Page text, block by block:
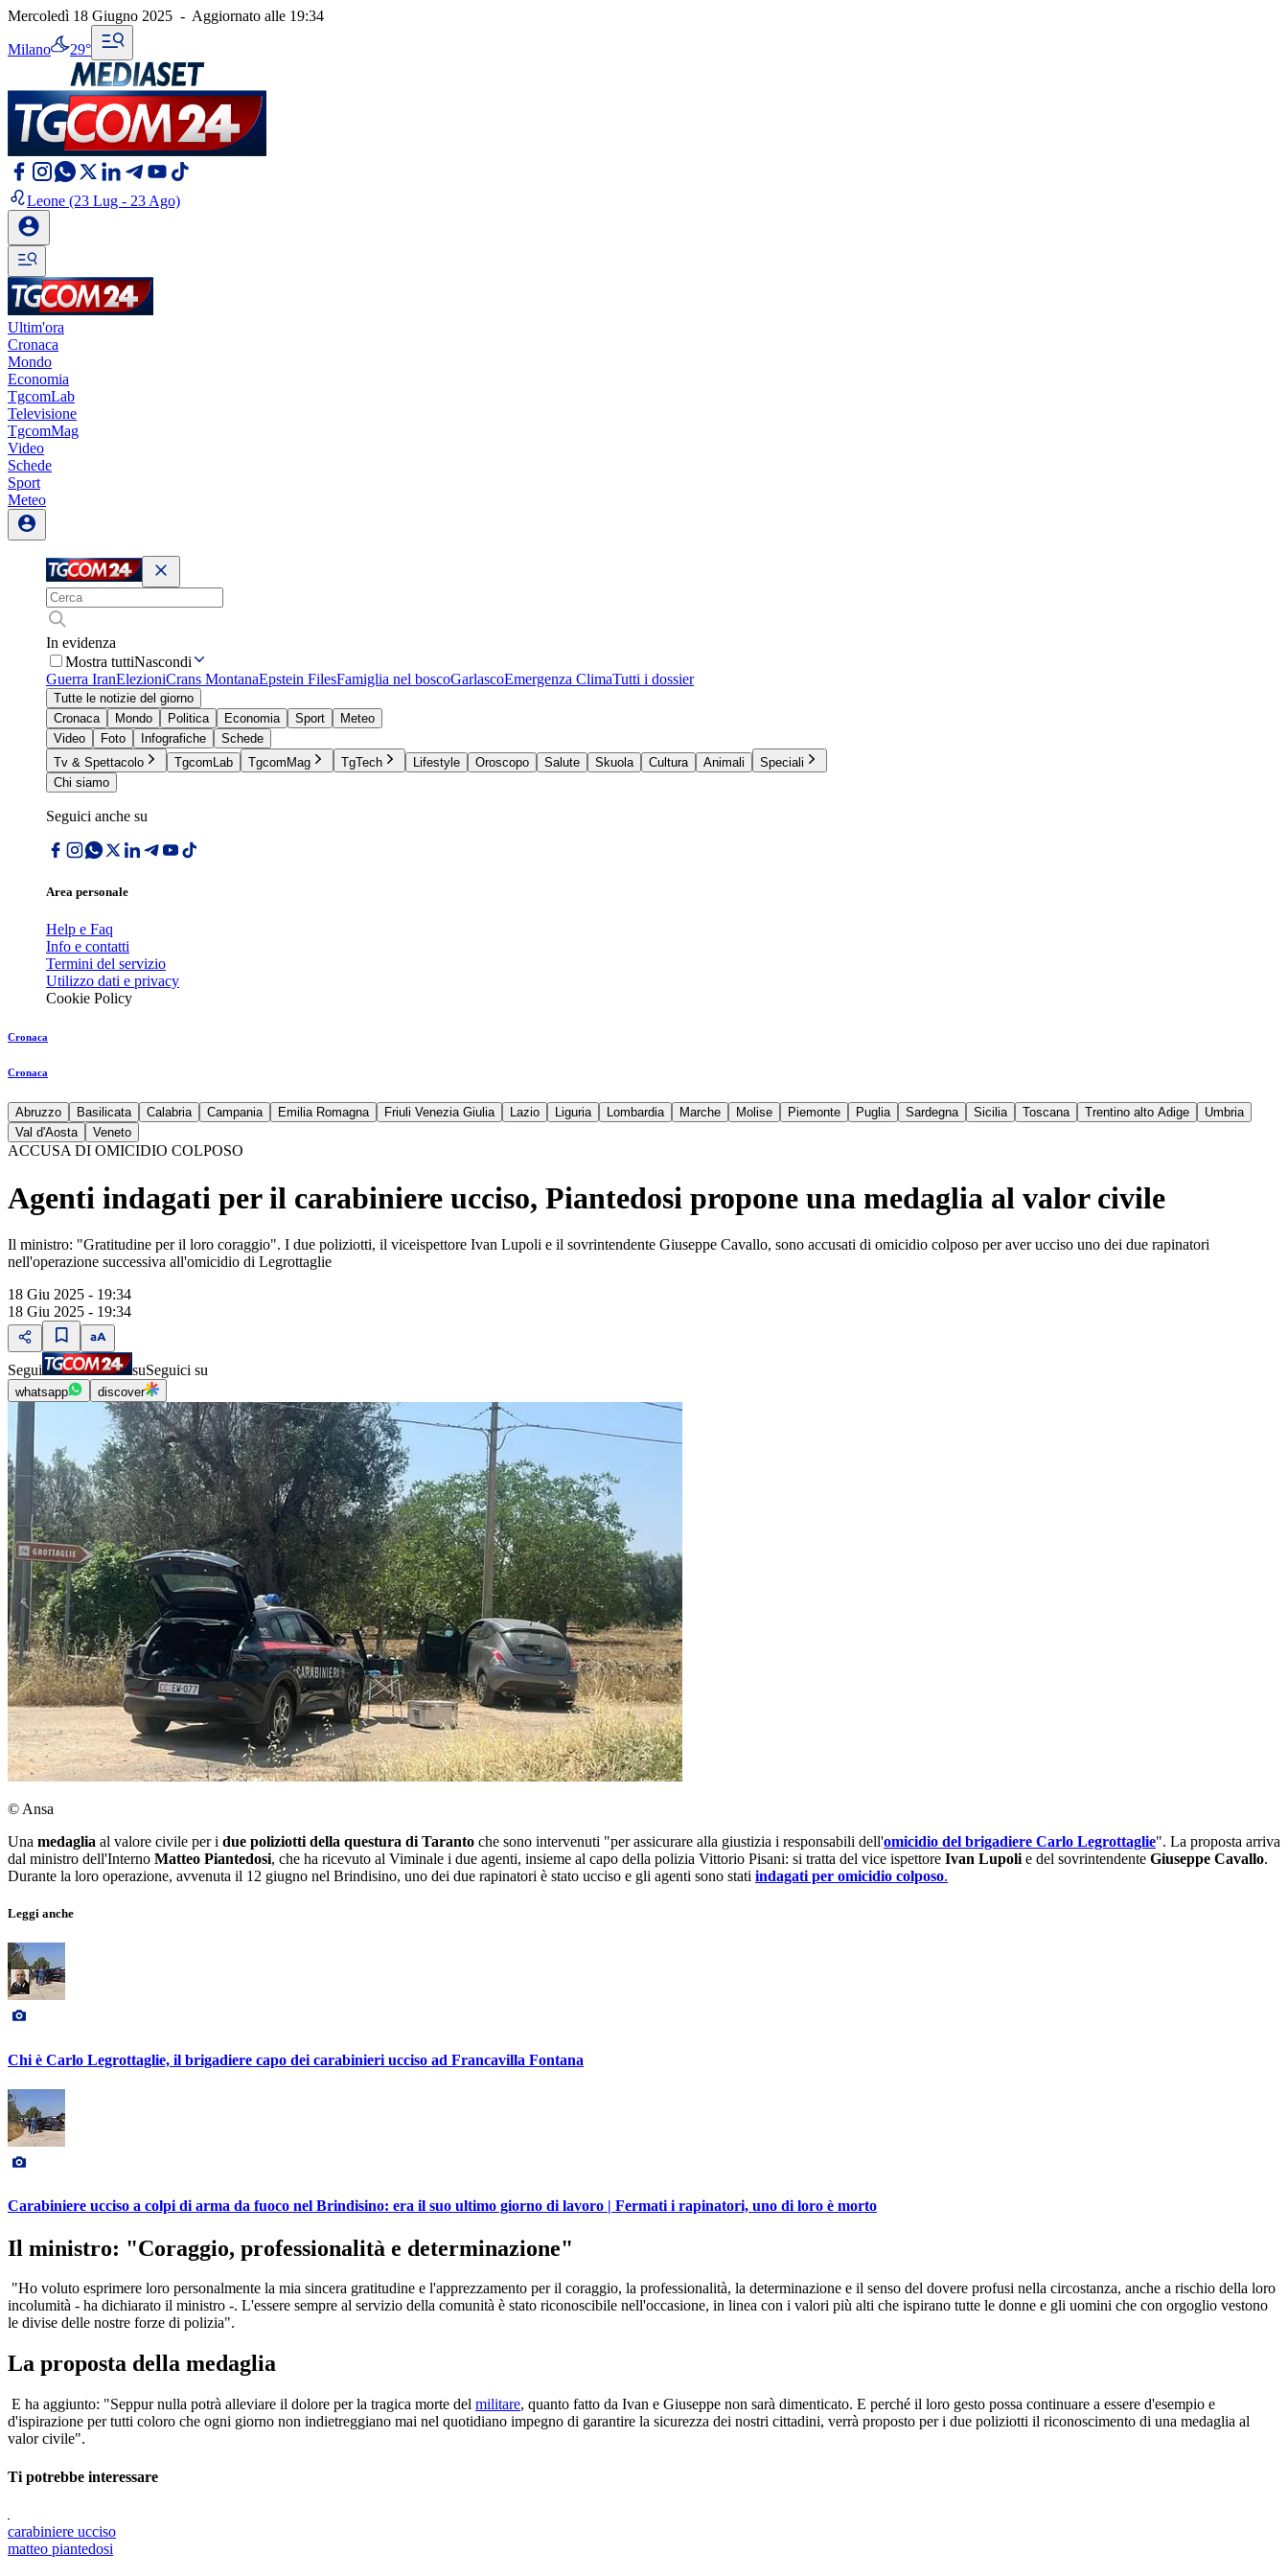
Mercoledì 18 Giugno 2025 - Aggiornato alle 19:34
Milano 29°
Leone (23 Lug - 23 Ago)
Ultim'ora
Cronaca
Mondo
Economia
TgcomLab
Televisione
TgcomMag
Video
Schede
Sport
Meteo
In evidenza
Mostra tuttiNascondi
Guerra IranElezioniCrans MontanaEpstein FilesFamiglia nel boscoGarlascoEmergenza ClimaTutti i dossier
Tutte le notizie del giorno
Cronaca
Mondo Politica Economia Sport
Meteo
Video
Foto Infografiche
Schede
Tv & Spettacolo
TgcomLab TgcomMag TgTech Lifestyle Oroscopo Salute Skuola Cultura Animali
Speciali
Chi siamo
Seguici anche su
Area personale
Help e Faq
Info e contatti
Termini del servizio
Utilizzo dati e privacy
Cookie Policy
Cronaca
Cronaca
Abruzzo Basilicata Calabria Campania Emilia Romagna Friuli Venezia Giulia Lazio Liguria Lombardia Marche Molise Piemonte Puglia Sardegna Sicilia Toscana Trentino alto Adige
Umbria
Val d'Aosta
Veneto
ACCUSA DI OMICIDIO COLPOSO
Agenti indagati per il carabiniere ucciso, Piantedosi propone una medaglia al valor civile
Il ministro: "Gratitudine per il loro coraggio". I due poliziotti, il viceispettore Ivan Lupoli e il sovrintendente Giuseppe Cavallo, sono accusati di omicidio colposo per aver ucciso uno dei due rapinatori
nell'operazione successiva all'omicidio di Legrottaglie
18 Giu 2025 - 19:34
18 Giu 2025 - 19:34
Segui suSeguici su
whatsapp discover
© Ansa
Una medaglia al valore civile per i due poliziotti della questura di Taranto che sono intervenuti "per assicurare alla giustizia i responsabili dell'omicidio del brigadiere Carlo Legrottaglie". La proposta arriva
dal ministro dell'Interno Matteo Piantedosi, che ha ricevuto al Viminale i due agenti, insieme al capo della polizia Vittorio Pisani: si tratta del vice ispettore Ivan Lupoli e del sovrintendente Giuseppe Cavallo.
Durante la loro operazione, avvenuta il 12 giugno nel Brindisino, uno dei due rapinatori è stato ucciso e gli agenti sono stati indagati per omicidio colposo.
Leggi anche
Chi è Carlo Legrottaglie, il brigadiere capo dei carabinieri ucciso ad Francavilla Fontana
Carabiniere ucciso a colpi di arma da fuoco nel Brindisino: era il suo ultimo giorno di lavoro | Fermati i rapinatori, uno di loro è morto
Il ministro: "Coraggio, professionalità e determinazione"
"Ho voluto esprimere loro personalmente la mia sincera gratitudine e l'apprezzamento per il coraggio, la professionalità, la determinazione e il senso del dovere profusi nella circostanza, anche a rischio della loro
incolumità - ha dichiarato il ministro -. L'essere sempre al servizio della comunità è stato riconoscibile nell'occasione, in linea con i valori più alti che ispirano tutte le donne e gli uomini che con orgoglio vestono
le divise delle nostre forze di polizia".
La proposta della medaglia
E ha aggiunto: "Seppur nulla potrà alleviare il dolore per la tragica morte del militare, quanto fatto da Ivan e Giuseppe non sarà dimenticato. E perché il loro gesto possa continuare a essere d'esempio e
d'ispirazione per tutti coloro che ogni giorno non indietreggiano mai nel quotidiano impegno di garantire la sicurezza dei nostri cittadini, verrà proposto per i due poliziotti il riconoscimento di una medaglia al
valor civile".
Ti potrebbe interessare
carabiniere ucciso
matteo piantedosi